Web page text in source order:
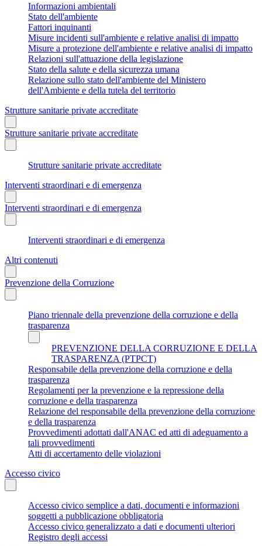
Informazioni ambientali
Stato dell'ambiente
Fattori inquinanti
Misure incidenti sull'ambiente e relative analisi di impatto
Misure a protezione dell'ambiente e relative analisi di impatto
Relazioni sull'attuazione della legislazione
Stato della salute e della sicurezza umana
Relazione sullo stato dell'ambiente del Ministero
dell'Ambiente e della tutela del territorio
Strutture sanitarie private accreditate
Strutture sanitarie private accreditate
Strutture sanitarie private accreditate
Interventi straordinari e di emergenza
Interventi straordinari e di emergenza
Interventi straordinari e di emergenza
Altri contenuti
Prevenzione della Corruzione
Piano triennale della prevenzione della corruzione e della
trasparenza
PREVENZIONE DELLA CORRUZIONE E DELLA
TRASPARENZA (PTPCT)
Responsabile della prevenzione della corruzione e della
trasparenza
Regolamenti per la prevenzione e la repressione della
corruzione e della trasparenza
Relazione del responsabile della prevenzione della corruzione
e della trasparenza
Provvedimenti adottati dall'ANAC ed atti di adeguamento a
tali provvedimenti
Atti di accertamento delle violazioni
Accesso civico
Accesso civico semplice a dati, documenti e informazioni
soggetti a pubblicazione obbligatoria
Accesso civico generalizzato a dati e documenti ulteriori
Registro degli accessi